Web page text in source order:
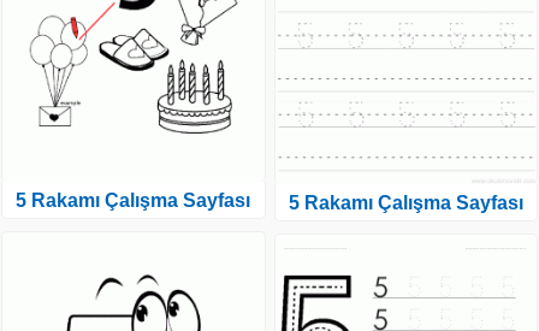
5 Rakamı Çalışma Sayfası 5 Rakamı Çalışma Sayfası